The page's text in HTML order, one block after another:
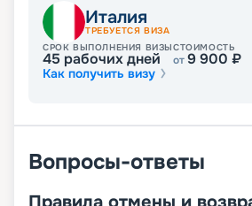
Италия
ТРЕБУЕТСЯ ВИЗА
СРОК ВЫПОЛНЕНИЯ ВИЗЫ
45 рабочих дней
СТОИМОСТЬ
от9 900 ₽
Как получить визу
Вопросы-ответы